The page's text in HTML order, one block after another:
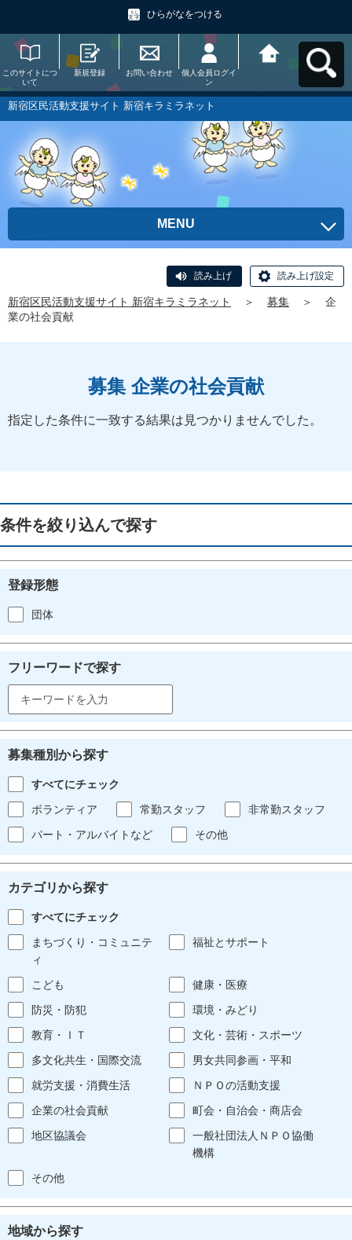
ひらがなをつける
このサイトにつ
いて
新規登録 お問い合わせ
個人会員ログイ
ン
ラミラネットへ
新宿区民活動支援サイト 新宿キラミラネット
MENU
読み上げ 読み上げ設定
新宿区民活動支援サイト 新宿キラミラネット ＞ 募集 ＞
企
業の社会貢献
募集 企業の社会貢献
指定した条件に一致する結果は見つかりませんでした。
条件を絞り込んで探す
登録形態
団体
フリーワードで探す
募集種別から探す
すべてにチェック
ボランティア
常勤スタッフ
非常勤スタッフ
パート・アルバイトなど
その他
カテゴリから探す
すべてにチェック
まちづくり・コミュニテ
ィ
福祉とサポート
こども
健康・医療
防災・防犯
環境・みどり
教育・ＩＴ
文化・芸術・スポーツ
多文化共生・国際交流
男女共同参画・平和
就労支援・消費生活
ＮＰＯの活動支援
企業の社会貢献
町会・自治会・商店会
地区協議会
一般社団法人ＮＰＯ協働
機構
その他
地域から探す